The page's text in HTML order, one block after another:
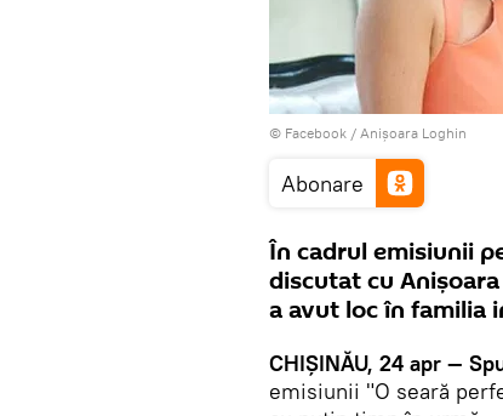
© Facebook / Anișoara Loghin
Abonare
În cadrul emisiunii
discutat cu
a avut loc în familia
CHIȘINĂU, 24 apr —
emisiunii "O seară